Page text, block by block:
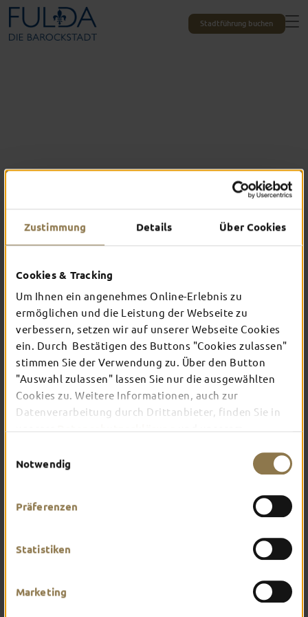
Zustimmung Details Über Cookies
Cookies & Tracking
Um Ihnen ein angenehmes Online-Erlebnis zu
ermöglichen und die Leistung der Webseite zu
verbessern, setzen wir auf unserer Webseite Cookies
ein. Durch Bestätigen des Buttons "Cookies zulassen"
stimmen Sie der Verwendung zu. Über den Button
"Auswahl zulassen" lassen Sie nur die ausgewählten
Cookies zu. Weitere Informationen, auch zur
Datenverarbeitung durch Drittanbieter, finden Sie in
Notwendig
Präferenzen
Statistiken
Marketing
Stadtführung buchen
Das erlebst du nur in Fulda
TOP-EVENTS
In Fulda ist irgendwo immer etwas los: Ob
Konzert, Musical, Erlebnis-Stadtführung oder
Theater – entdecke hier aktuelle Veranstaltungen
und Highlights in und um Fulda.